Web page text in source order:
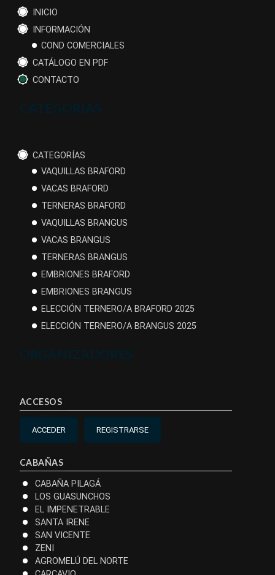
INICIO
INFORMACIÓN
COND COMERCIALES
CATÁLOGO EN PDF
CONTACTO
CATEGORÍAS
CATEGORÍAS
VAQUILLAS BRAFORD
VACAS BRAFORD
TERNERAS BRAFORD
VAQUILLAS BRANGUS
VACAS BRANGUS
TERNERAS BRANGUS
EMBRIONES BRAFORD
EMBRIONES BRANGUS
ELECCIÓN TERNERO/A BRAFORD 2025
ELECCIÓN TERNERO/A BRANGUS 2025
ORGANIZADORES
ACCESOS
ACCEDER REGISTRARSE
CABAÑAS
CABAÑA PILAGÁ
LOS GUASUNCHOS
EL IMPENETRABLE
SANTA IRENE
SAN VICENTE
ZENI
AGROMELÚ DEL NORTE